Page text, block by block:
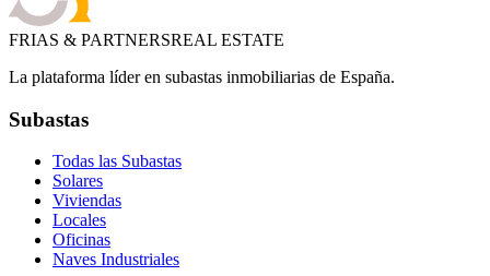
FRIAS & PARTNERSREAL ESTATE
La plataforma líder en subastas inmobiliarias de España.
Subastas
Todas las Subastas
Solares
Viviendas
Locales
Oficinas
Naves Industriales